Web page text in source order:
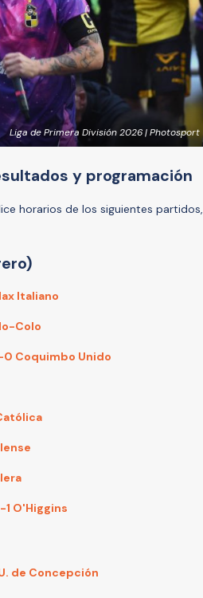
Liga de Primera División 2026 | Photosport
y programación
horarios de los siguientes partidos,
Italiano
Colo
0 Coquimbo Unido
O'Higgins
de Concepción